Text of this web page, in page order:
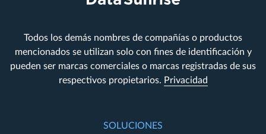
Todos los demás nombres de compañías o productos
mencionados se utilizan solo con fines de identificación y
pueden ser marcas comerciales o marcas registradas de sus
respectivos propietarios. Privacidad
SOLUCIONES